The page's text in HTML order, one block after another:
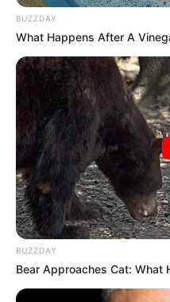
BUZZDAY
What Happens After A
BUZZDAY
Bear Approaches Cat: What